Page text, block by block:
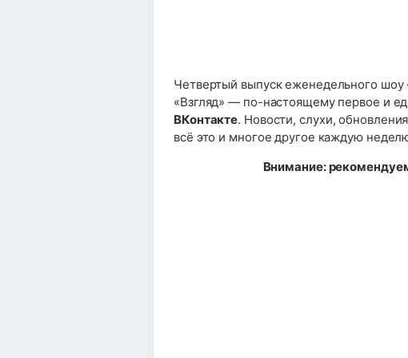
Четвертый выпуск еженедельного шоу
«Взгляд» — по-настоящему первое и
ВКонтакте. Новости, слухи,
всё это и многое другое каждую
Внимание: